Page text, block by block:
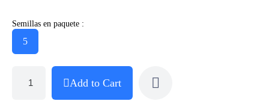
Semillas en paquete :
5
Add to Cart